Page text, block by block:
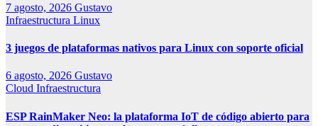
7 agosto, 2026 Gustavo
Infraestructura Linux
3 juegos de plataformas nativos para Linux con soporte oficial
6 agosto, 2026 Gustavo
Cloud Infraestructura
ESP RainMaker Neo: la plataforma IoT de código abierto para